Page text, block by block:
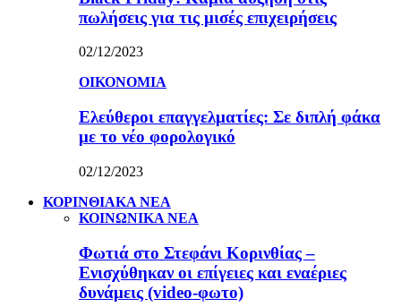
πωλήσεις για τις μισές επιχειρήσεις
02/12/2023
ΟΙΚΟΝΟΜΙΑ
Ελεύθεροι επαγγελματίες: Σε διπλή φάκα
με το νέο φορολογικό
02/12/2023
ΚΟΡΙΝΘΙΑΚΑ ΝΕΑ
ΚΟΙΝΩΝΙΚΑ ΝΕΑ
Φωτιά στο Στεφάνι Κορινθίας –
Ενισχύθηκαν οι επίγειες και εναέριες
δυνάμεις (video-φωτο)